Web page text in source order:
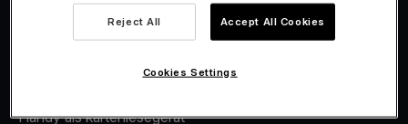
Merchant Advance
Handy als kartenlesegerät
Reject All Accept All Cookies
Cookies Settings